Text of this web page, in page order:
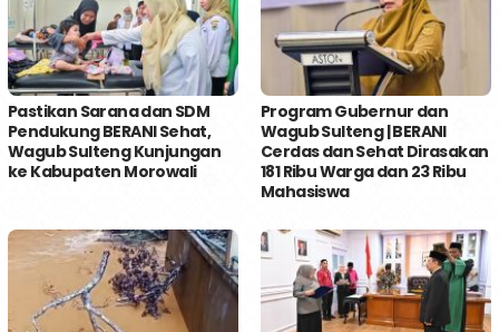
Pastikan Sarana dan SDM
Pendukung BERANI Sehat,
Wagub Sulteng Kunjungan
ke Kabupaten Morowali
Program Gubernur dan
Wagub Sulteng | BERANI
Cerdas dan Sehat Dirasakan
181 Ribu Warga dan 23 Ribu
Mahasiswa